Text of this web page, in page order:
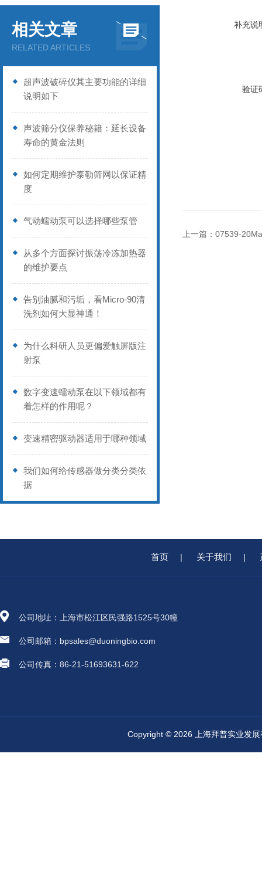
相关文章
RELATED ARTICLES
超声波破碎仪其主要功能的详细
说明如下
声波筛分仪保养秘籍：延长设备
寿命的黄金法则
如何定期维护泰勒筛网以保证精
度
气动蠕动泵可以选择哪些泵管
从多个方面探讨振荡冷冻加热器
的维护要点
告别油腻和污垢，看Micro-90清
洗剂如何大显神通！
为什么科研人员更偏爱触屏版注
射泵
数字变速蠕动泵在以下领域都有
着怎样的作用呢？
变速精密驱动器适用于哪种领域
我们如何给传感器做分类分类依
据
补充说
验证
上一篇： 07539-
首页 | 关于我们 |
公司地址：上海市松江区民强路1525号30幢
公司邮箱：bpsales@duoningbio.com
公司传真：86-21-51693631-622
Copyright © 2026 上海拜普实业发